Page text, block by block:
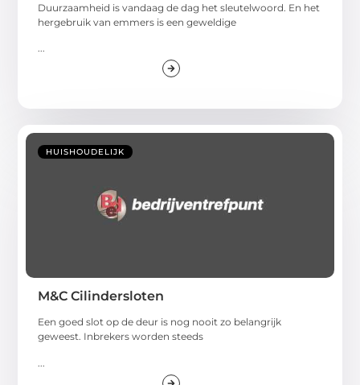
Duurzaamheid is vandaag de dag het sleutelwoord. En het
hergebruik van emmers is een geweldige
...
HUISHOUDELIJK
M&C Cilindersloten
Een goed slot op de deur is nog nooit zo belangrijk
geweest. Inbrekers worden steeds